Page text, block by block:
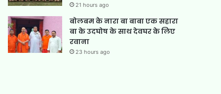
21 hours ago
बोलबम के नारा बा बाबा एक सहारा
बा के उदघोष के साथ देवघर के लिए
रवाना
23 hours ago